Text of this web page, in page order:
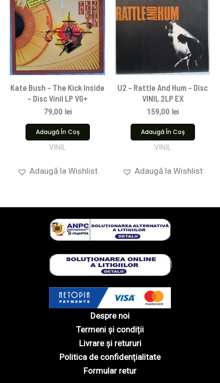
Kate Bush – The Kick Inside
– Disc Vinil LP VG+
79,00 lei
Adaugă În Coș
VINIL
Adaugă la Wishlist
U2 – Rattle And Hum – Disc
VINIL 2LP EX
159,00 lei
Adaugă În Coș
VINIL
Adaugă la Wishlist
Despre noi
Termeni și condiții
Livrare și retururi
Politica de confidențialitate
Formular retur